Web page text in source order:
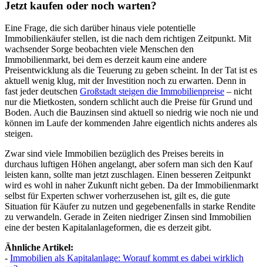
Jetzt kaufen oder noch warten?
Eine Frage, die sich darüber hinaus viele potentielle
Immobilienkäufer stellen, ist die nach dem richtigen Zeitpunkt. Mit
wachsender Sorge beobachten viele Menschen den
Immobilienmarkt, bei dem es derzeit kaum eine andere
Preisentwicklung als die Teuerung zu geben scheint. In der Tat ist es
aktuell wenig klug, mit der Investition noch zu erwarten. Denn in
fast jeder deutschen Großstadt steigen die Immobilienpreise – nicht
nur die Mietkosten, sondern schlicht auch die Preise für Grund und
Boden. Auch die Bauzinsen sind aktuell so niedrig wie noch nie und
können im Laufe der kommenden Jahre eigentlich nichts anderes als
steigen.
Zwar sind viele Immobilien bezüglich des Preises bereits in
durchaus luftigen Höhen angelangt, aber sofern man sich den Kauf
leisten kann, sollte man jetzt zuschlagen. Einen besseren Zeitpunkt
wird es wohl in naher Zukunft nicht geben. Da der Immobilienmarkt
selbst für Experten schwer vorherzusehen ist, gilt es, die gute
Situation für Käufer zu nutzen und gegebenenfalls in starke Rendite
zu verwandeln. Gerade in Zeiten niedriger Zinsen sind Immobilien
eine der besten Kapitalanlageformen, die es derzeit gibt.
Ähnliche Artikel:
- Immobilien als Kapitalanlage: Worauf kommt es dabei wirklich